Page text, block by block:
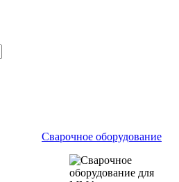
Сварочное оборудование